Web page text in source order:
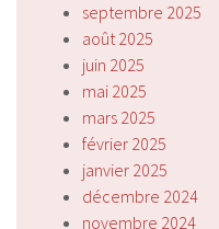
septembre 2025
août 2025
juin 2025
mai 2025
mars 2025
février 2025
janvier 2025
décembre 2024
novembre 2024